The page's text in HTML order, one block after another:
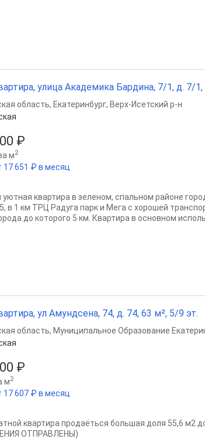
улица Академика Бардина, 7/1, д. 7/1,
₽
м2
17 651 ₽ в месяц
область, Екатеринбург, Верх-Исетский р-н
уютная квартира в зеленом, спальном районе
в 1 км ТРЦ Радуга парк и Мега с хорошей
до которого 5 км. Квартира в основном
ул Амундсена, 74, д. 74, 63 м², 5/9 эт.
₽
м2
17 607 ₽ в месяц
область, Муниципальное Образование
квартира продаёться большая доля 55,6 м2
ОТПРАВЛЕНЫ)